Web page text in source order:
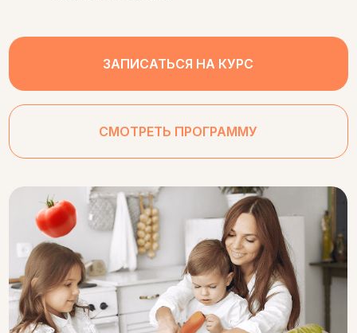
ЗАПИСАТЬСЯ НА КУРС
СМОТРЕТЬ ПРОГРАММУ